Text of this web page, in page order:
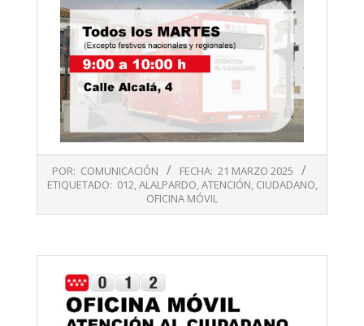
03-
POR: COMUNICACIÓN FECHA: 21 MARZO 2025
ETIQUETADO: 012,ALALPARDO,ATENCIÓN, CIUDADANO,
OFICINA MÓVIL